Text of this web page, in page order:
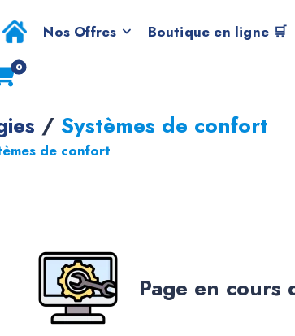
Nos Offres Boutique en ligne 🛒
0
/ Systèmes de confort
de confort
Page en